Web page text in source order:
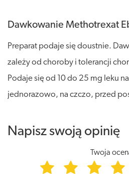
Dawkowanie Methotrexat
Preparat podaje się doustnie.
zależy od choroby i tolerancji
Podaje się od 10 do 25 mg leku
jednorazowo, na czczo, przed
Napisz swoją opinię
Twoja